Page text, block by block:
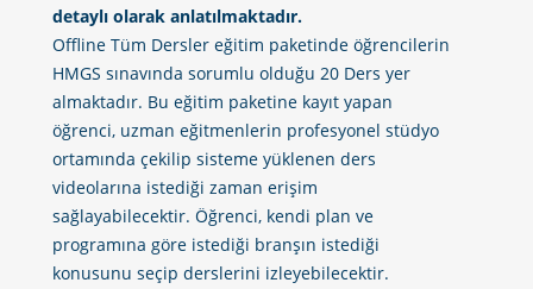
detaylı olarak anlatılmaktadır.
Offline Tüm Dersler eğitim paketinde öğrencilerin
HMGS sınavında sorumlu olduğu 20 Ders yer
almaktadır. Bu eğitim paketine kayıt yapan
öğrenci, uzman eğitmenlerin profesyonel stüdyo
ortamında çekilip sisteme yüklenen ders
videolarına istediği zaman erişim
sağlayabilecektir. Öğrenci, kendi plan ve
programına göre istediği branşın istediği
konusunu seçip derslerini izleyebilecektir.